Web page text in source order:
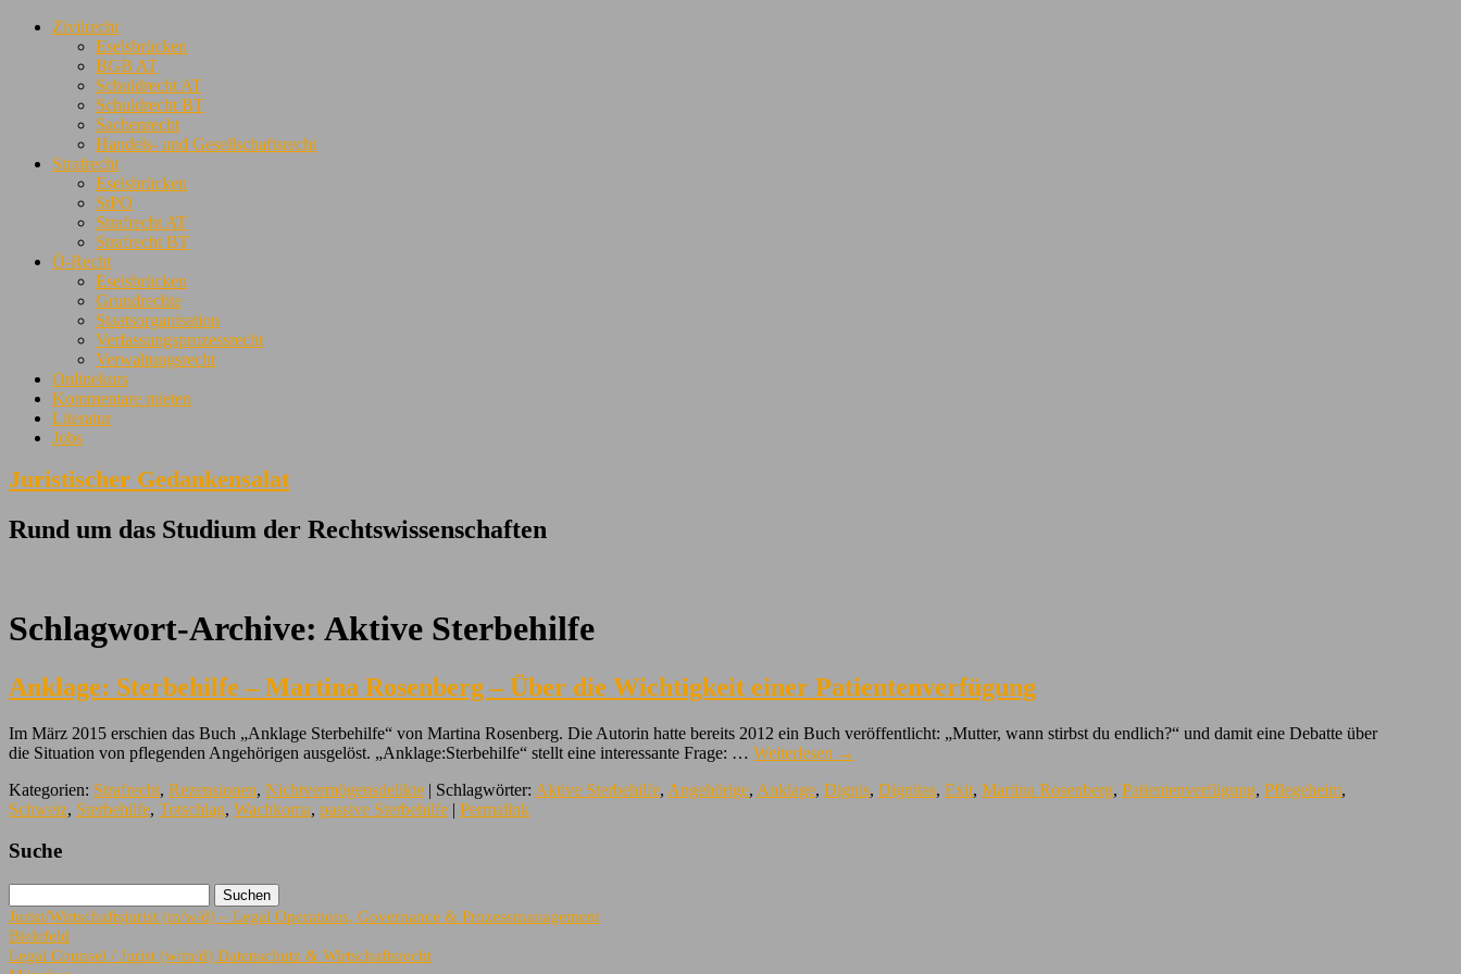
Zivilrecht
Eselsbrücken
BGB AT
Schuldrecht AT
Schuldrecht BT
Sachenrecht
Handels- und Gesellschaftsrecht
Strafrecht
Eselsbrücken
StPO
Strafrecht AT
Strafrecht BT
Ö-Recht
Eselsbrücken
Grundrechte
Staatsorganisation
Verfassungsprozessrecht
Verwaltungsrecht
Onlinekurs
Kommentare mieten
Literatur
Jobs
Juristischer Gedankensalat
Rund um das Studium der Rechtswissenschaften
Schlagwort-Archive: Aktive Sterbehilfe
Anklage: Sterbehilfe – Martina Rosenberg – Über die Wichtigkeit einer Patientenverfügung
Im März 2015 erschien das Buch „Anklage Sterbehilfe“ von Martina Rosenberg. Die Autorin hatte bereits 2012 ein Buch veröffentlicht: „Mutter, wann stirbst du endlich?“ und damit eine Debatte über
die Situation von pflegenden Angehörigen ausgelöst. „Anklage:Sterbehilfe“ stellt eine interessante Frage: … Weiterlesen →
Kategorien: Strafrecht, Rezensionen, Nichtvermögensdelikte | Schlagwörter: Aktive Sterbehilfe, Angehörige, Anklage, Dignis, Dignitas, Exit, Martina Rosenberg, Patientenverfügung, Pflegeheim,
Schweiz, Sterbehilfe, Totschlag, Wachkoma, passive Sterbehilfe | Permalink
Suche
Jurist/Wirtschaftsjurist (m/w/d) – Legal Operations, Governance & Prozessmanagement
Bielefeld
Legal Counsel / Jurist (w/m/d) Datenschutz & Wirtschaftsrecht